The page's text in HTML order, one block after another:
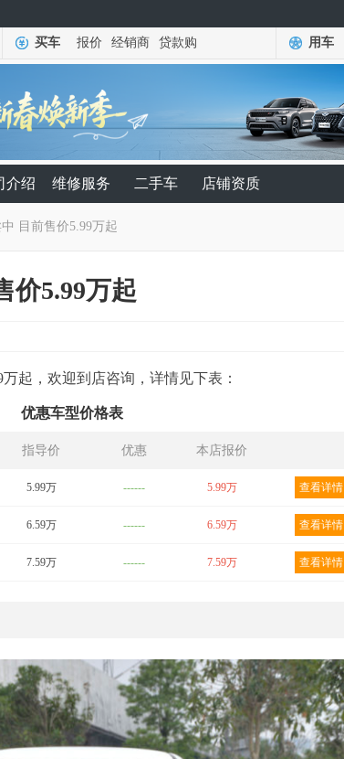
买车 报价 经销商 贷款购 用车
介绍 维修服务 二手车 店铺资质
目前售价5.99万起
价5.99万起
起，欢迎到店咨询，详情见下表：
优惠车型价格表
指导价 优惠 本店报价
5.99万 ------ 5.99万 查看详情
6.59万 ------ 6.59万 查看详情
7.59万 ------ 7.59万 查看详情